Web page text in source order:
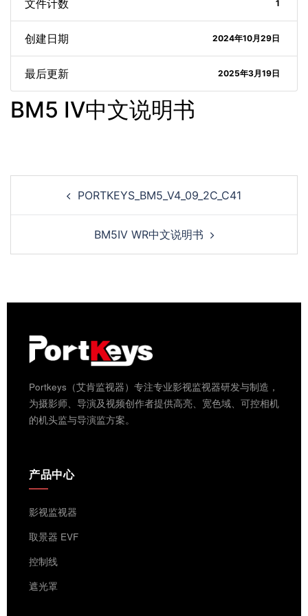
文件计数 1
创建日期 2024年10月29日
最后更新 2025年3月19日
BM5 IV中文说明书
PORTKEYS_BM5_V4_09_2C_C41
BM5IV WR中文说明书
Portkeys（艾肯监视器）专注专业影视监视器研发与制造，
为摄影师、导演及视频创作者提供高亮、宽色域、可控相机
的机头监与导演监方案。
产品中心
影视监视器
取景器 EVF
控制线
遮光罩